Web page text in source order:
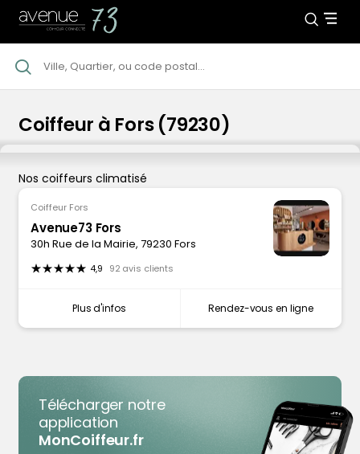
Coiffeur à Fors (79230)
Nos coiffeurs climatisé
Coiffeur Fors
Avenue73 Fors
30h Rue de la Mairie, 79230 Fors
4,9 92 avis clients
Plus d'infos Rendez-vous en ligne
Télécharger notre
application
MonCoiffeur.fr